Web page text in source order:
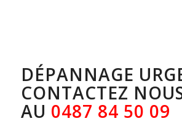
DÉPANNAGE
CONTACTEZ
AU 0487 84 50 09